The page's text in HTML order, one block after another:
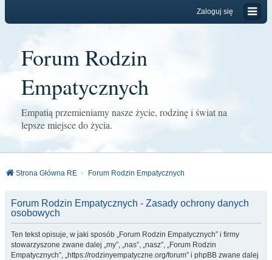
Zaloguj się
Forum Rodzin
Empatycznych
Empatią przemieniamy nasze życie, rodzinę i świat na
lepsze miejsce do życia.
Strona Główna RE Forum Rodzin Empatycznych
Forum Rodzin Empatycznych - Zasady ochrony danych
osobowych
Ten tekst opisuje, w jaki sposób „Forum Rodzin Empatycznych” i firmy
stowarzyszone zwane dalej „my”, „nas”, „nasz”, „Forum Rodzin
Empatycznych”, „https://rodzinyempatyczne.org/forum” i phpBB zwane dalej